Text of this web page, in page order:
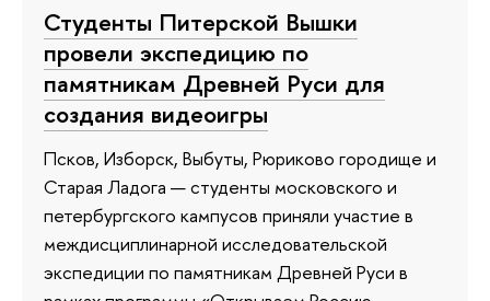
Студенты Питерской Вышки
провели экспедицию по
памятникам Древней Руси для
создания видеоигры
Псков, Изборск, Выбуты, Рюриково городище и
Старая Ладога — студенты московского и
петербургского кампусов приняли участие в
междисциплинарной исследовательской
экспедиции по памятникам Древней Руси в